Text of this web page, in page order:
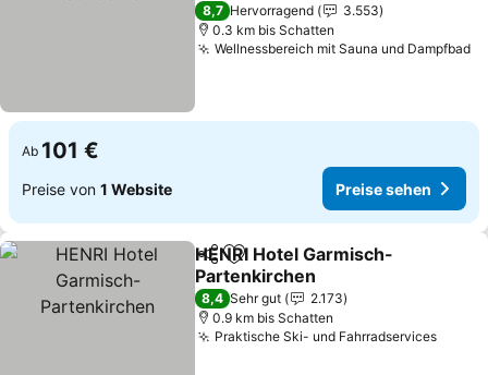
8,7 Hervorragend
3.553
0.3 km bis Schatten
Wellnessbereich mit Sauna und Dampfbad
Ab 101 €
Preise von 1 Website Preise sehen
TeilenZu Favoriten hinzufügen
HENRI Hotel Garmisch-
Partenkirchen
8,4 Sehr gut
2.173
0.9 km bis Schatten
Praktische Ski- und Fahrradservices